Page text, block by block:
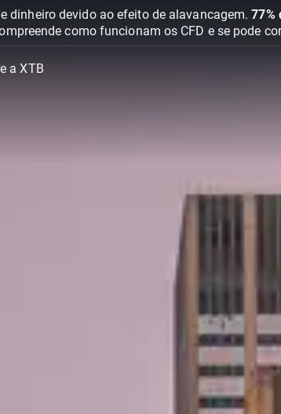
dinheiro devido ao efeito de alavancagem.77%
como funcionam os CFD e se pode
a XTB